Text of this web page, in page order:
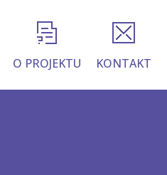
O PROJEKTU KONTAKT